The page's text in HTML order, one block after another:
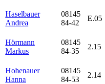
Haselbauer
Andrea
08145
84-42
E.05
Hörmann
Markus
08145
84-35
2.15
Hohenauer
Hanna
08145
84-53
2.14